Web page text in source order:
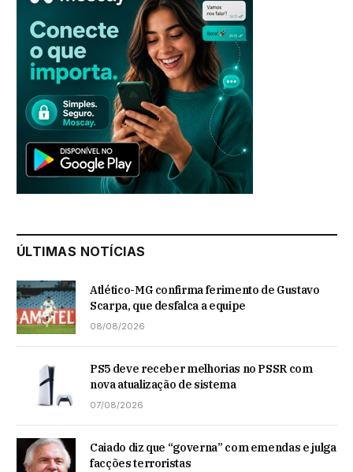
ÚLTIMAS NOTÍCIAS
Atlético-MG confirma ferimento de Gustavo
Scarpa, que desfalca a equipe
08/08/2026
PS5 deve receber melhorias no PSSR com
nova atualização de sistema
07/08/2026
Caiado diz que “governa” com emendas e julga
facções terroristas